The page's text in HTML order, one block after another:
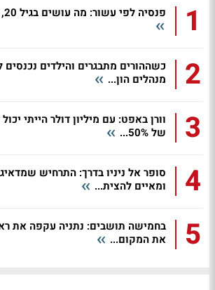
1 פנסיה לפי עשור: מה עושים בגיל 20, 30, 40, 50 ו-60
2
כשההורים מתבגרים והילדים נכנסים
מנהלים הון...
3
וורן באפט: עם מיליון דולר הייתי
של 50%...
4
סופר אל ניניו בדרך: התרחיש
ומאיים להצית...
5
בחמישה תושבים: נתניה עקפה את
את המקום...